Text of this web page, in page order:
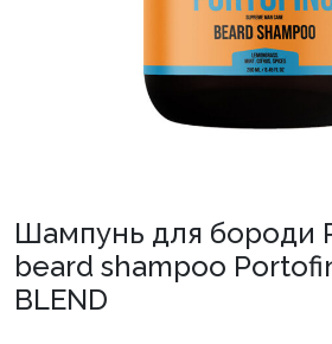
Шампунь для бороди
beard shampoo
BLEND